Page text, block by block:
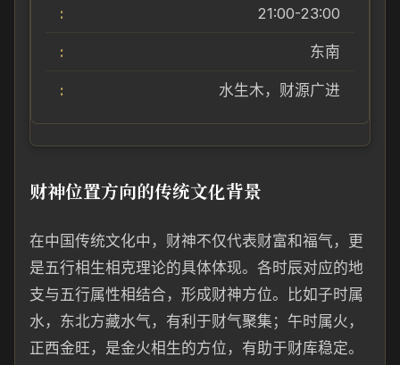
21:00-23:00
东南
水生木，财源广进
财神位置方向的传统文化背景
在中国传统文化中，财神不仅代表财富和福气，更
是五行相生相克理论的具体体现。各时辰对应的地
支与五行属性相结合，形成财神方位。比如子时属
水，东北方藏水气，有利于财气聚集；午时属火，
正西金旺，是金火相生的方位，有助于财库稳定。